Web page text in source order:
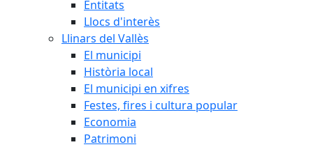
Entitats
Llocs d'interès
Llinars del Vallès
El municipi
Història local
El municipi en xifres
Festes, fires i cultura popular
Economia
Patrimoni